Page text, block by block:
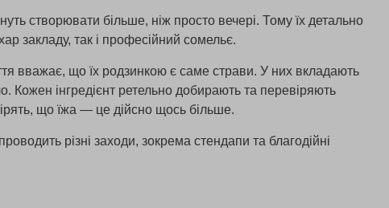
створювати більше, ніж просто вечері. Тому їх детально
закладу, так і професійний сомельє.
вважає, що їх родзинкою є саме страви. У них вкладають
Кожен інгредієнт ретельно добирають та перевіряють
що їжа — це дійсно щось більше.
різні заходи, зокрема стендапи та благодійні